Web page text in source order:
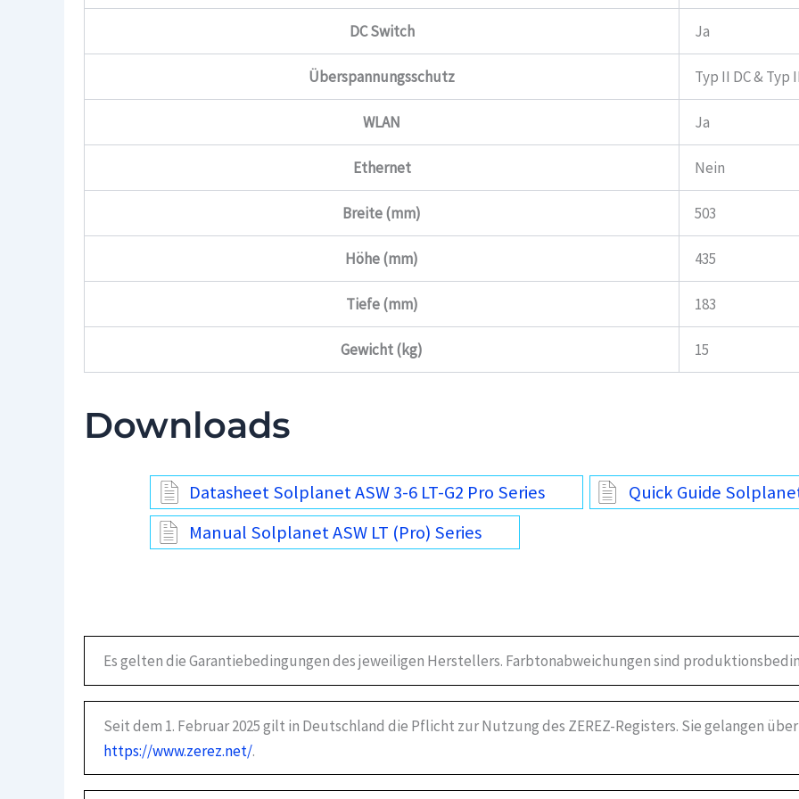
DC Switch Ja
Überspannungsschutz Typ II DC & Typ
WLAN Ja
Ethernet Nein
Breite (mm) 503
Höhe (mm) 435
Tiefe (mm) 183
Gewicht (kg) 15
Downloads
Datasheet Solplanet ASW 3-6 LT-G2 Pro Series
Quick Guide
Manual Solplanet ASW LT (Pro) Series
Es gelten die Garantiebedingungen des jeweiligen Herstellers. Farbtonabweichungen sind
Seit dem 1. Februar 2025 gilt in Deutschland die Pflicht zur Nutzung des ZEREZ-Registers. Sie gelangen
https://www.zerez.net/.